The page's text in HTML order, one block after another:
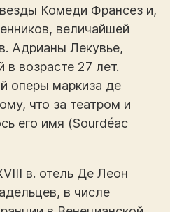
Комеди Франсез и,
величайшей
Адрианы Лекувье,
возрасте 27 лет.
оперы маркиза де
что за театром и
его имя (Sourdéac
в. отель Де Леон
в числе